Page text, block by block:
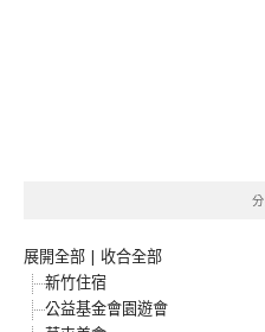
展開全部 | 收合全部
新竹住宿
公益基金會園遊會